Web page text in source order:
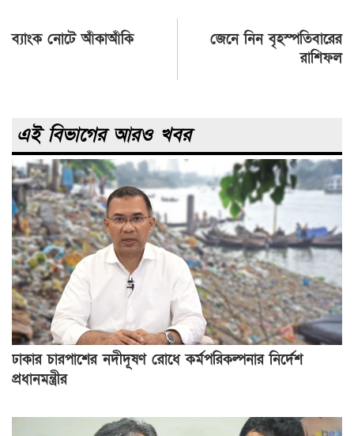
Post
navigation
ব্যাংক নোটে আঁকাআঁকি
জেনে নিন বৃহস্পতিবারের
রাশিফল
এই বিভাগের আরও খবর
ঢাকার চারপাশের নদীদূষণ রোধে কর্মপরিকল্পনার নির্দেশ
প্রধানমন্ত্রীর